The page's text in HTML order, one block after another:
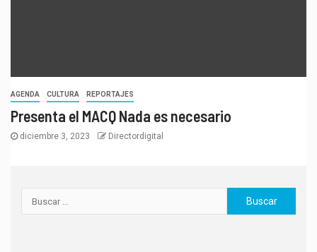
AGENDA CULTURA REPORTAJES
Presenta el MACQ Nada es necesario
diciembre 3, 2023 Directordigital